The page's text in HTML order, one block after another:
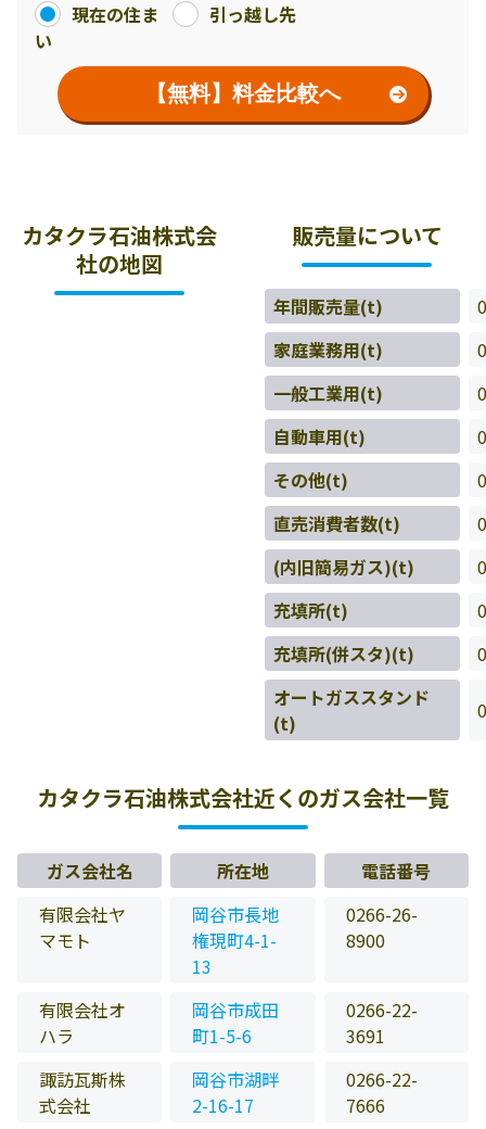
現在の住ま
い
引っ越し先
【無料】料金比較へ
カタクラ石油株式会
社の地図
販売量について
年間販売量(t)
0
家庭業務用(t)
0
一般工業用(t)
0
自動車用(t)
0
その他(t)
0
直売消費者数(t)
0
(内旧簡易ガス)(t)
0
充填所(t)
0
充填所(併スタ)(t)
0
オートガススタンド
(t)
0
カタクラ石油株式会社近くのガス会社一覧
ガス会社名 所在地
電話番号
有限会社ヤ
マモト
岡谷市長地
権現町4-1-
13
0266-26-
8900
有限会社オ
ハラ
岡谷市成田
町1-5-6
0266-22-
3691
諏訪瓦斯株
式会社
岡谷市湖畔
2-16-17
0266-22-
7666